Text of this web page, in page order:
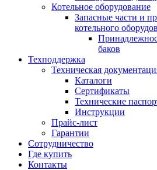
Котельное оборудование
Запасные части и
котельного
баков
Техподдержка
Техническая
Каталоги
Сертификаты
Технические
Инструкции
Прайс-лист
Гарантии
Сотрудничество
Где купить
Контакты